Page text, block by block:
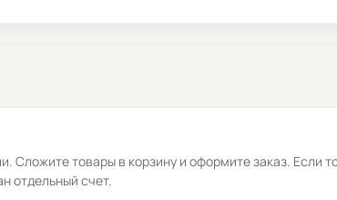
Сложите товары в корзину и оформите заказ. Если
отдельный счет.